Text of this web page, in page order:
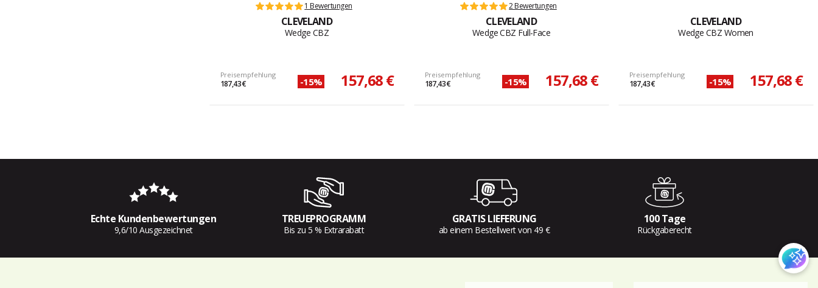
1 Bewertungen
CLEVELAND
Wedge CBZ
Preisempfehlung
187,43 € -15% 157,68 €
2 Bewertungen
CLEVELAND
Wedge CBZ Full-Face
Preisempfehlung
187,43 € -15% 157,68 €
CLEVELAND
Wedge CBZ Women
Preisempfehlung
187,43 € -15% 157,68 €
Echte Kundenbewertungen
9,6/10 Ausgezeichnet
TREUEPROGRAMM
Bis zu 5 % Extrarabatt
GRATIS LIEFERUNG
ab einem Bestellwert von 49 €
100 Tage
Rückgaberecht